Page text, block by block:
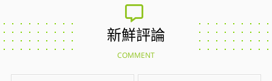
新鮮評論
COMMENT